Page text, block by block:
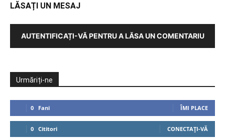
LĂSAȚI UN MESAJ
AUTENTIFICAȚI-VĂ PENTRU A LĂSA UN COMENTARIU
Urmăriți-ne
0 Fani ÎMI PLACE
0 Cititori CONECTAȚI-VĂ